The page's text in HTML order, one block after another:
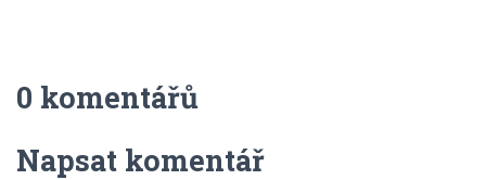
0 komentářů
Napsat komentář